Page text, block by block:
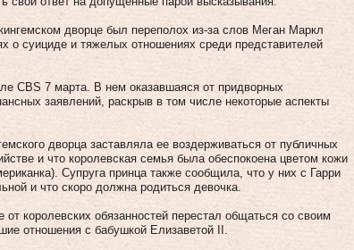
дворце был переполох из-за слов Меган Маркл
о суициде и тяжелых отношениях среди представителей
CBS 7 марта. В нем оказавшаяся от придворных
заявлений, раскрыв в том числе некоторые аспекты
дворца заставляла ее воздерживаться от публичных
и что королевская семья была обеспокоена цветом кожи
Супруга принца также сообщила, что у них с Гарри
и что скоро должна родиться девочка.
королевских обязанностей перестал общаться со своим
отношения с бабушкой Елизаветой II.